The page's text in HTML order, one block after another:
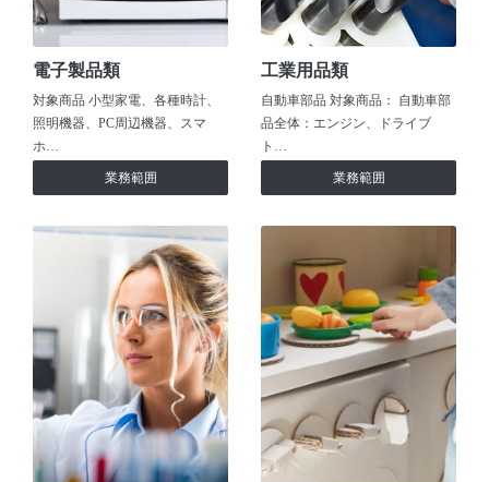
電子製品類
対象商品 小型家電、各種時計、
照明機器、PC周辺機器、スマ
ホ…
業務範囲
工業用品類
自動車部品 対象商品： 自動車部
品全体：エンジン、ドライブ
ト…
業務範囲